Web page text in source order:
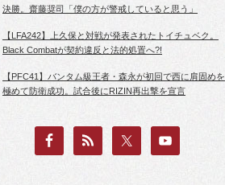
決勝。齋藤奨司「僕の方が警戒していると思う」
【LFA242】上久保と対戦が発表されたトイチュベク。
Black Combatが契約違反と法的処置へ?!
【PFC41】バンタム級王者・森永が初回で西に肩固めを
極めて防衛成功。試合後にRIZIN再出撃を宣言